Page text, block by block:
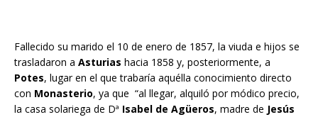
Fallecido su marido el 10 de enero de 1857, la viuda e hijos se
trasladaron a Asturias hacia 1858 y, posteriormente, a
Potes, lugar en el que trabaría aquélla conocimiento directo
con Monasterio, ya que “al llegar, alquiló por módico precio,
la casa solariega de Dª Isabel de Agüeros, madre de Jesús